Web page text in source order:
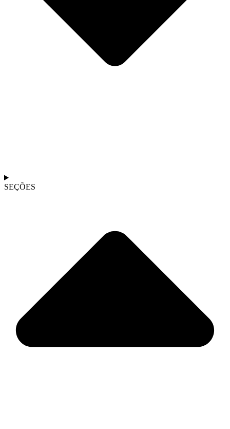
SEÇÕES